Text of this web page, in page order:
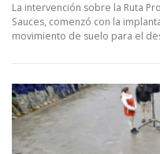
La intervención sobre la Ruta
Sauces, comenzó con la
movimiento de suelo para el